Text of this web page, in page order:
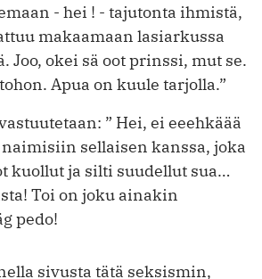
- hei ! - tajutonta ihmistä,
makaamaan lasiarkussa
Joo, okei sä oot prinssi, mut se.
Apua on kuule tarjolla.”
” Hei, ei eeehkäää
sellaisen kanssa, joka
kuollut ja silti suudellut sua…
Toi on joku ainakin
pedo!
sivusta tätä seksismin,